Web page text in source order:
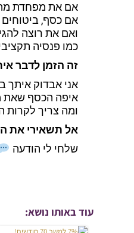
אם את מפחדת
אם כסף,
ואם את רוצה
כמו פנסיה
זה הזמן לדבר
אני אבדוק איתך
איפה הכסף
ומה צריך
אל תשאירי את
שלחי לי הודעה
עוד באותו נושא: